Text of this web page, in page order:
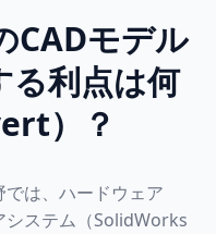
CADモデル
る利点は何
）？
は、ハードウェア
システム（SolidWorks